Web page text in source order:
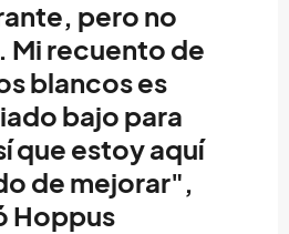
pero no
Mi recuento de
blancos es
bajo para
que estoy aquí
de mejorar",
Hoppus